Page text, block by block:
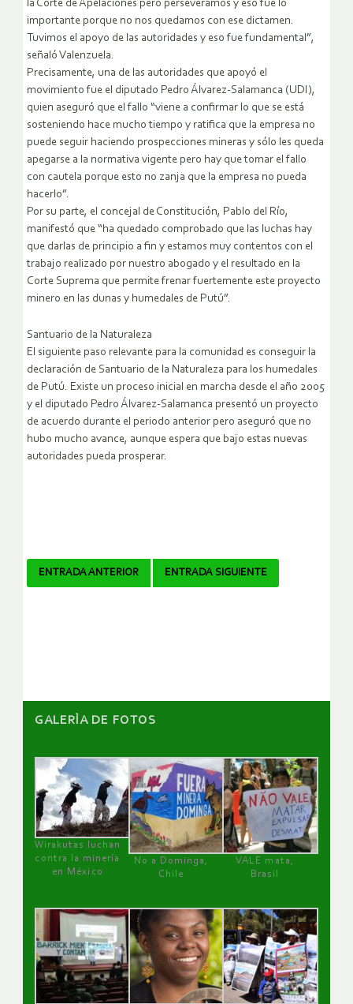
la Corte de Apelaciones pero perseveramos y eso fue lo
importante porque no nos quedamos con ese dictamen.
Tuvimos el apoyo de las autoridades y eso fue fundamental”,
señaló Valenzuela.
Precisamente, una de las autoridades que apoyó el
movimiento fue el diputado Pedro Álvarez-Salamanca (UDI),
quien aseguró que el fallo “viene a confirmar lo que se está
sosteniendo hace mucho tiempo y ratifica que la empresa no
puede seguir haciendo prospecciones mineras y sólo les queda
apegarse a la normativa vigente pero hay que tomar el fallo
con cautela porque esto no zanja que la empresa no pueda
hacerlo”.
Por su parte, el concejal de Constitución, Pablo del Río,
manifestó que “ha quedado comprobado que las luchas hay
que darlas de principio a fin y estamos muy contentos con el
trabajo realizado por nuestro abogado y el resultado en la
Corte Suprema que permite frenar fuertemente este proyecto
minero en las dunas y humedales de Putú”.
Santuario de la Naturaleza
El siguiente paso relevante para la comunidad es conseguir la
declaración de Santuario de la Naturaleza para los humedales
de Putú. Existe un proceso inicial en marcha desde el año 2005
y el diputado Pedro Álvarez-Salamanca presentó un proyecto
de acuerdo durante el periodo anterior pero aseguró que no
hubo mucho avance, aunque espera que bajo estas nuevas
autoridades pueda prosperar.
Navegador
ENTRADA ANTERIOR ENTRADA SIGUIENTE
GALERÌA DE FOTOS
Wirakutas luchan
contra la minería
en México
No a Dominga,
Chile
VALE mata,
Brasil